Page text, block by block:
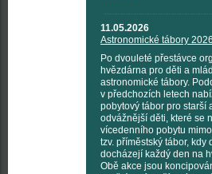
11.05.2026
Astronomické tábory 2026
Po dvouleté přestávce
hvězdárna pro děti a
astronomické tábory.
v předchozích letech
pobytový tábor pro starší
odvážnější děti, které se
vícedenního pobytu
tzv. příměstský tábor, kdy
docházejí každý den na
Obě akce jsou